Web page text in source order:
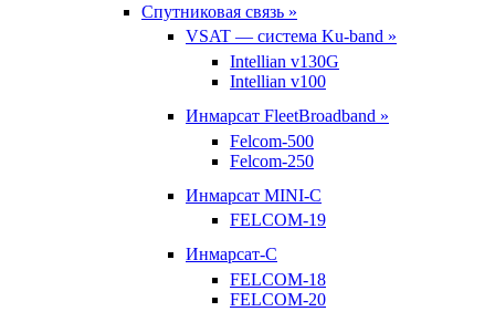
Спутниковая связь »
VSAT — система Ku-band »
Intellian v130G
Intellian v100
Инмарсат FleetBroadband »
Felcom-500
Felcom-250
Инмарсат MINI-C
FELCOM-19
Инмарсат-С
FELCOM-18
FELCOM-20